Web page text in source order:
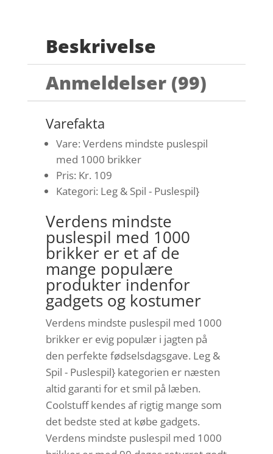
Beskrivelse
Anmeldelser (99)
Varefakta
Vare: Verdens mindste puslespil
med 1000 brikker
Pris: Kr. 109
Kategori: Leg & Spil - Puslespil}
Verdens mindste
puslespil med 1000
brikker er et af de
mange populære
produkter indenfor
gadgets og kostumer
Verdens mindste puslespil med 1000
brikker er evig populær i jagten på
den perfekte fødselsdagsgave. Leg &
Spil - Puslespil} kategorien er næsten
altid garanti for et smil på læben.
Coolstuff kendes af rigtig mange som
det bedste sted at købe gadgets.
Verdens mindste puslespil med 1000